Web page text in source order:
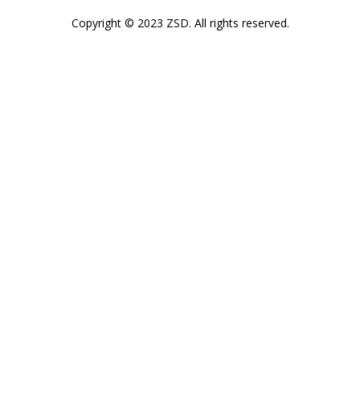
Copyright © 2023 ZSD. All rights reserved.